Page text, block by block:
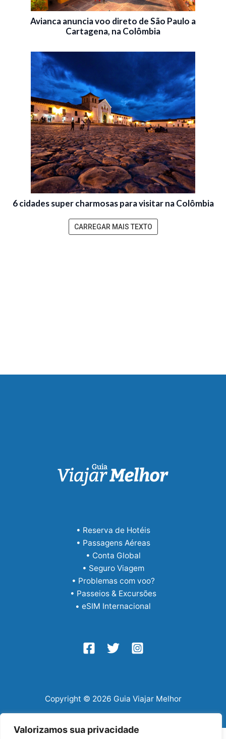
Valorizamos sua privacidade
Avianca anuncia voo direto de São Paulo a
Cartagena, na Colômbia
6 cidades super charmosas para visitar na Colômbia
CARREGAR MAIS TEXTO
• Reserva de Hotéis
• Passagens Aéreas
• Conta Global
• Seguro Viagem
• Problemas com voo?
• Passeios & Excursões
• eSIM Internacional
Copyright © 2026 Guia Viajar Melhor